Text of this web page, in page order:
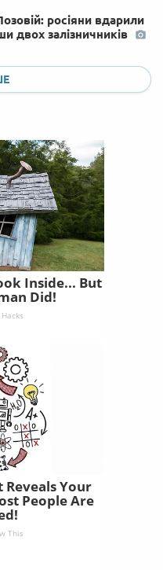
росіяни вдарили
двох залізничників
Inside... But
Did!
Reveals Your
People Are
This